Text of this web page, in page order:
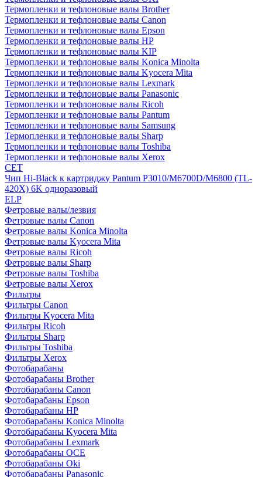
Термопленки и тефлоновые валы Brother
Термопленки и тефлоновые валы Canon
Термопленки и тефлоновые валы Epson
Термопленки и тефлоновые валы HP
Термопленки и тефлоновые валы KIP
Термопленки и тефлоновые валы Konica Minolta
Термопленки и тефлоновые валы Kyocera Mita
Термопленки и тефлоновые валы Lexmark
Термопленки и тефлоновые валы Panasonic
Термопленки и тефлоновые валы Ricoh
Термопленки и тефлоновые валы Pantum
Термопленки и тефлоновые валы Samsung
Термопленки и тефлоновые валы Sharp
Термопленки и тефлоновые валы Toshiba
Термопленки и тефлоновые валы Xerox
CET
Чип Hi-Black к картриджу Pantum P3010/M6700D/M6800 (TL-
420X) 6K одноразовый
ELP
Фетровые валы/лезвия
Фетровые валы Canon
Фетровые валы Konica Minolta
Фетровые валы Kyocera Mita
Фетровые валы Ricoh
Фетровые валы Sharp
Фетровые валы Toshiba
Фетровые валы Xerox
Фильтры
Фильтры Canon
Фильтры Kyocera Mita
Фильтры Ricoh
Фильтры Sharp
Фильтры Toshiba
Фильтры Xerox
Фотобарабаны
Фотобарабаны Brother
Фотобарабаны Canon
Фотобарабаны Epson
Фотобарабаны HP
Фотобарабаны Konica Minolta
Фотобарабаны Kyocera Mita
Фотобарабаны Lexmark
Фотобарабаны OCE
Фотобарабаны Oki
Фотобарабаны Panasonic